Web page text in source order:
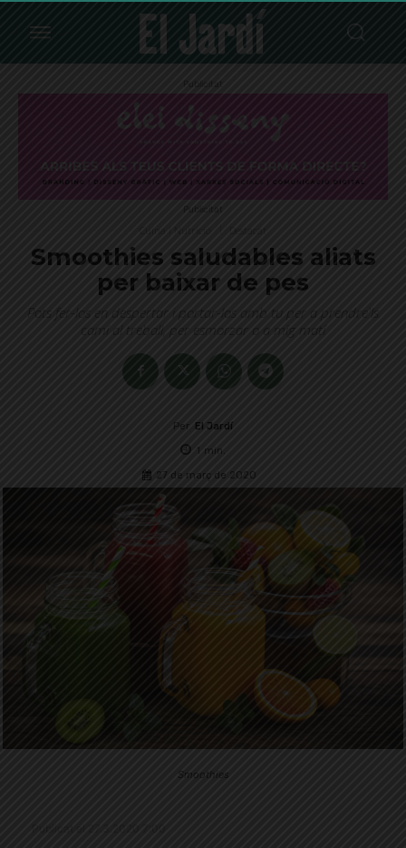
Publicitat
Publicitat
Smoothies saludables aliats
per baixar de pes
Pots fer-los en despertar i portar-los amb tu per a prendre'ls
camí al treball, per esmorzar o a mig matí
Per El Jardí
1 min.
27 de març de 2020
Smoothies